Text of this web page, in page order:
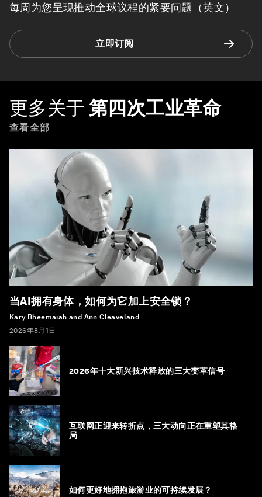
每周为您呈现推动全球议程的紧要问题（英文）
立即订阅
更多关于 第四次工业革命
查看全部
当AI拥有身体，如何为它加上安全锁？
Kary Bheemaiah and Ann Cleaveland
2026年8月1日
2026年十大新兴技术释放的三大变革信号
互联网正迎来转折点，三大动向正在重塑其格
局
如何更好地拥抱旅游业的可持续发展？